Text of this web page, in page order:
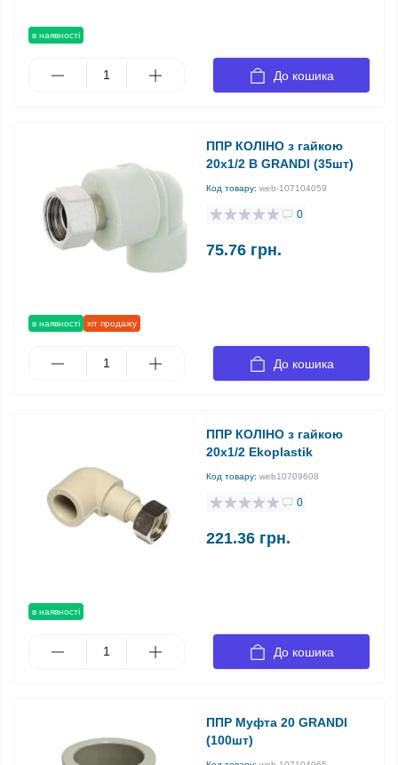
в наявності
До кошика
в наявності хіт продажу
ППР КОЛІНО з гайкою
20х1/2 B GRANDI (35шт)
Код товару: web-107104059
0
75.76 грн.
До кошика
в наявності
ППР КОЛІНО з гайкою
20х1/2 Ekoplastik
Код товару: web10709608
0
221.36 грн.
До кошика
ППР Муфта 20 GRANDI
(100шт)